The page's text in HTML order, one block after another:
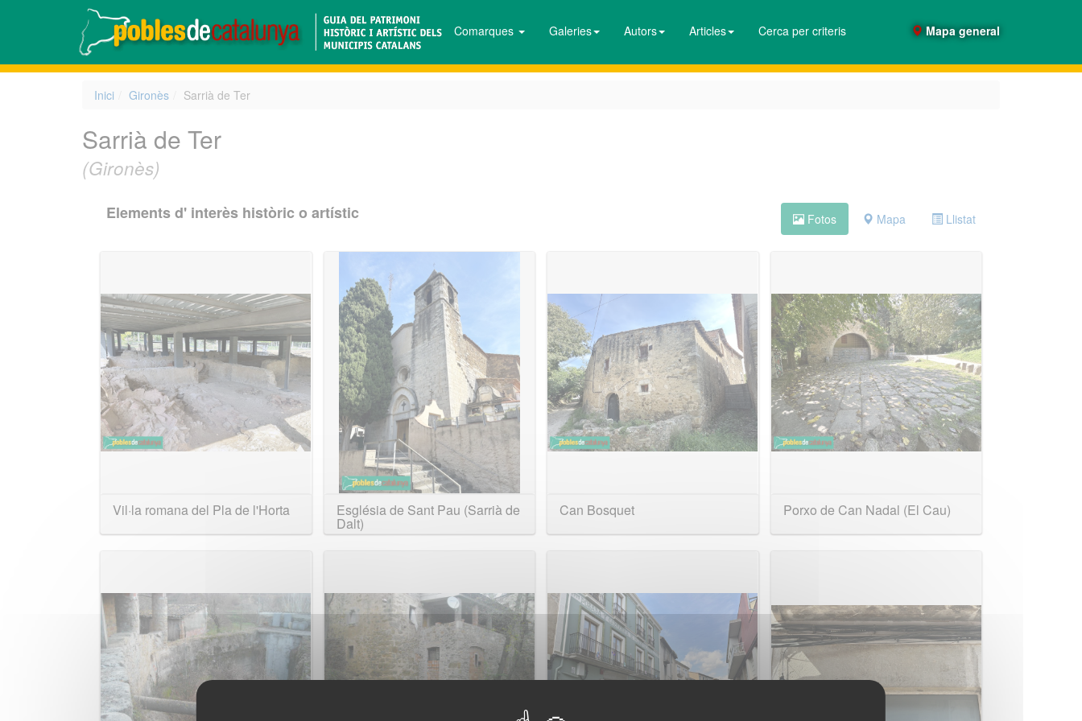
Comarques Galeries Autors Articles Cerca per criteris Mapa general
Inici Gironès Sarrià de Ter
Sarrià de Ter
(Gironès)
Elements d' interès històric o artístic Fotos Mapa Llistat
Vil·la romana del Pla de l'Horta Església de Sant Pau (Sarrià de
Dalt)
Can Bosquet Porxo de Can Nadal (El Cau)